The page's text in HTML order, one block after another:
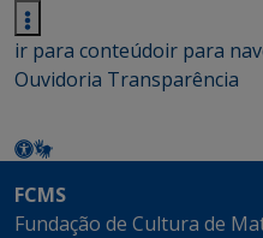
ir para conteúdoir para
Ouvidoria Transparência
FCMS
Fundação de Cultura de